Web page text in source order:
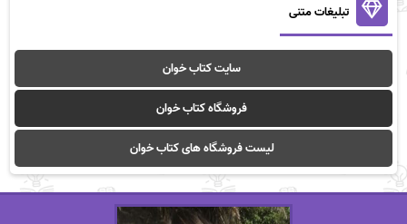
تبلیغات متنی
سایت کتاب خوان
فروشگاه کتاب خوان
لیست فروشگاه های کتاب خوان